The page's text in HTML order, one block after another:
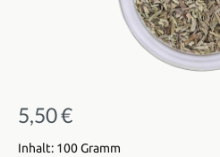
Regulärer Preis:
5,50 €
Inhalt: 100 Gramm